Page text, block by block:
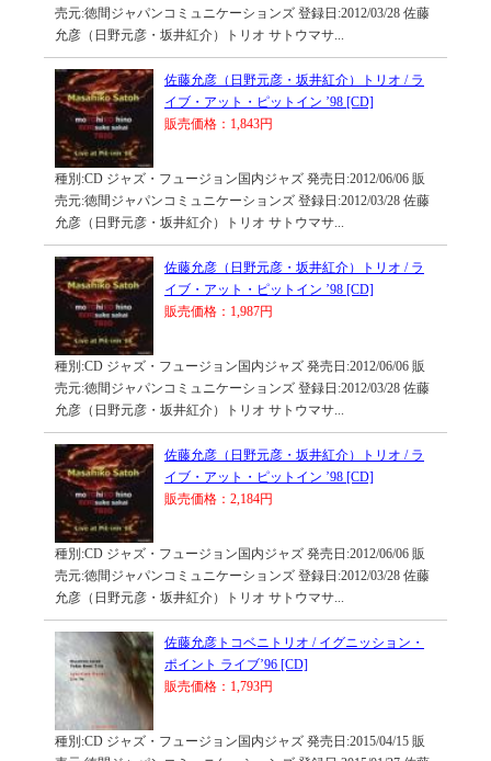
売元:徳間ジャパンコミュニケーションズ 登録日:2012/03/28 佐藤
允彦（日野元彦・坂井紅介）トリオ サトウマサ...
佐藤允彦（日野元彦・坂井紅介）トリオ / ラ
イブ・アット・ピットイン ’98 [CD]
販売価格：1,843円
種別:CD ジャズ・フュージョン国内ジャズ 発売日:2012/06/06 販
売元:徳間ジャパンコミュニケーションズ 登録日:2012/03/28 佐藤
允彦（日野元彦・坂井紅介）トリオ サトウマサ...
佐藤允彦（日野元彦・坂井紅介）トリオ / ラ
イブ・アット・ピットイン ’98 [CD]
販売価格：1,987円
種別:CD ジャズ・フュージョン国内ジャズ 発売日:2012/06/06 販
売元:徳間ジャパンコミュニケーションズ 登録日:2012/03/28 佐藤
允彦（日野元彦・坂井紅介）トリオ サトウマサ...
佐藤允彦（日野元彦・坂井紅介）トリオ / ラ
イブ・アット・ピットイン ’98 [CD]
販売価格：2,184円
種別:CD ジャズ・フュージョン国内ジャズ 発売日:2012/06/06 販
売元:徳間ジャパンコミュニケーションズ 登録日:2012/03/28 佐藤
允彦（日野元彦・坂井紅介）トリオ サトウマサ...
佐藤允彦トコベニトリオ / イグニッション・
ポイント ライブ’96 [CD]
販売価格：1,793円
種別:CD ジャズ・フュージョン国内ジャズ 発売日:2015/04/15 販